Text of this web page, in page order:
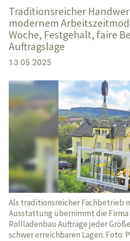
Traditionsreicher
modernem
Woche, Festgehalt, faire
Auftragslage
13.05.2025
Als traditionsreicher Fachbetrieb
Ausstattung übernimmt die Firma
Rollladenbau Aufträge jeder
schwer erreichbaren Lagen. Foto: